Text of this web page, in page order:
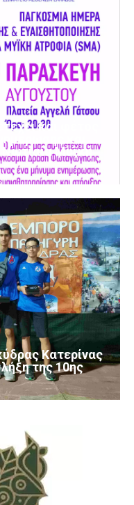
και φέτος
και
Νωτιαία Μυϊκή
Κατερίνας
της 10ης